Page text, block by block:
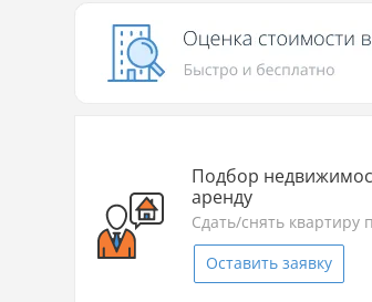
Подбор
аренду
Сдать/снять квартиру
Оставить заявку